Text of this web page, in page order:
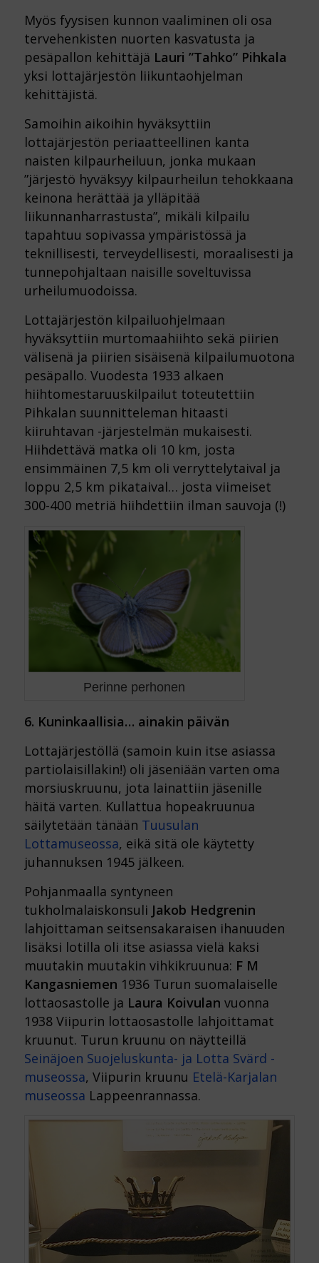
Myös fyysisen kunnon vaaliminen oli osa
tervehenkisten nuorten kasvatusta ja
pesäpallon kehittäjä Lauri ”Tahko” Pihkala
yksi lottajärjestön liikuntaohjelman
kehittäjistä.
Samoihin aikoihin hyväksyttiin
lottajärjestön periaatteellinen kanta
naisten kilpaurheiluun, jonka mukaan
”järjestö hyväksyy kilpaurheilun tehokkaana
keinona herättää ja ylläpitää
liikunnanharrastusta”, mikäli kilpailu
tapahtuu sopivassa ympäristössä ja
teknillisesti, terveydellisesti, moraalisesti ja
tunnepohjaltaan naisille soveltuvissa
urheilumuodoissa.
Lottajärjestön kilpailuohjelmaan
hyväksyttiin murtomaahiihto sekä piirien
välisenä ja piirien sisäisenä kilpailumuotona
pesäpallo. Vuodesta 1933 alkaen
hiihtomestaruuskilpailut toteutettiin
Pihkalan suunnitteleman hitaasti
kiiruhtavan -järjestelmän mukaisesti.
Hiihdettävä matka oli 10 km, josta
ensimmäinen 7,5 km oli verryttelytaival ja
loppu 2,5 km pikataival… josta viimeiset
300-400 metriä hiihdettiin ilman sauvoja (!)
Perinne perhonen
6. Kuninkaallisia… ainakin päivän
Lottajärjestöllä (samoin kuin itse asiassa
partiolaisillakin!) oli jäseniään varten oma
morsiuskruunu, jota lainattiin jäsenille
häitä varten. Kullattua hopeakruunua
säilytetään tänään Tuusulan
Lottamuseossa, eikä sitä ole käytetty
juhannuksen 1945 jälkeen.
Pohjanmaalla syntyneen
tukholmalaiskonsuli Jakob Hedgrenin
lahjoittaman seitsensakaraisen ihanuuden
lisäksi lotilla oli itse asiassa vielä kaksi
muutakin muutakin vihkikruunua: F M
Kangasniemen 1936 Turun suomalaiselle
lottaosastolle ja Laura Koivulan vuonna
1938 Viipurin lottaosastolle lahjoittamat
kruunut. Turun kruunu on näytteillä
Seinäjoen Suojeluskunta- ja Lotta Svärd -
museossa, Viipurin kruunu Etelä-Karjalan
museossa Lappeenrannassa.